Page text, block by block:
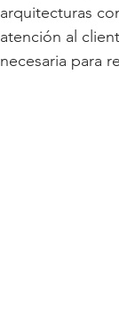
arquitecturas
atención al
necesaria para